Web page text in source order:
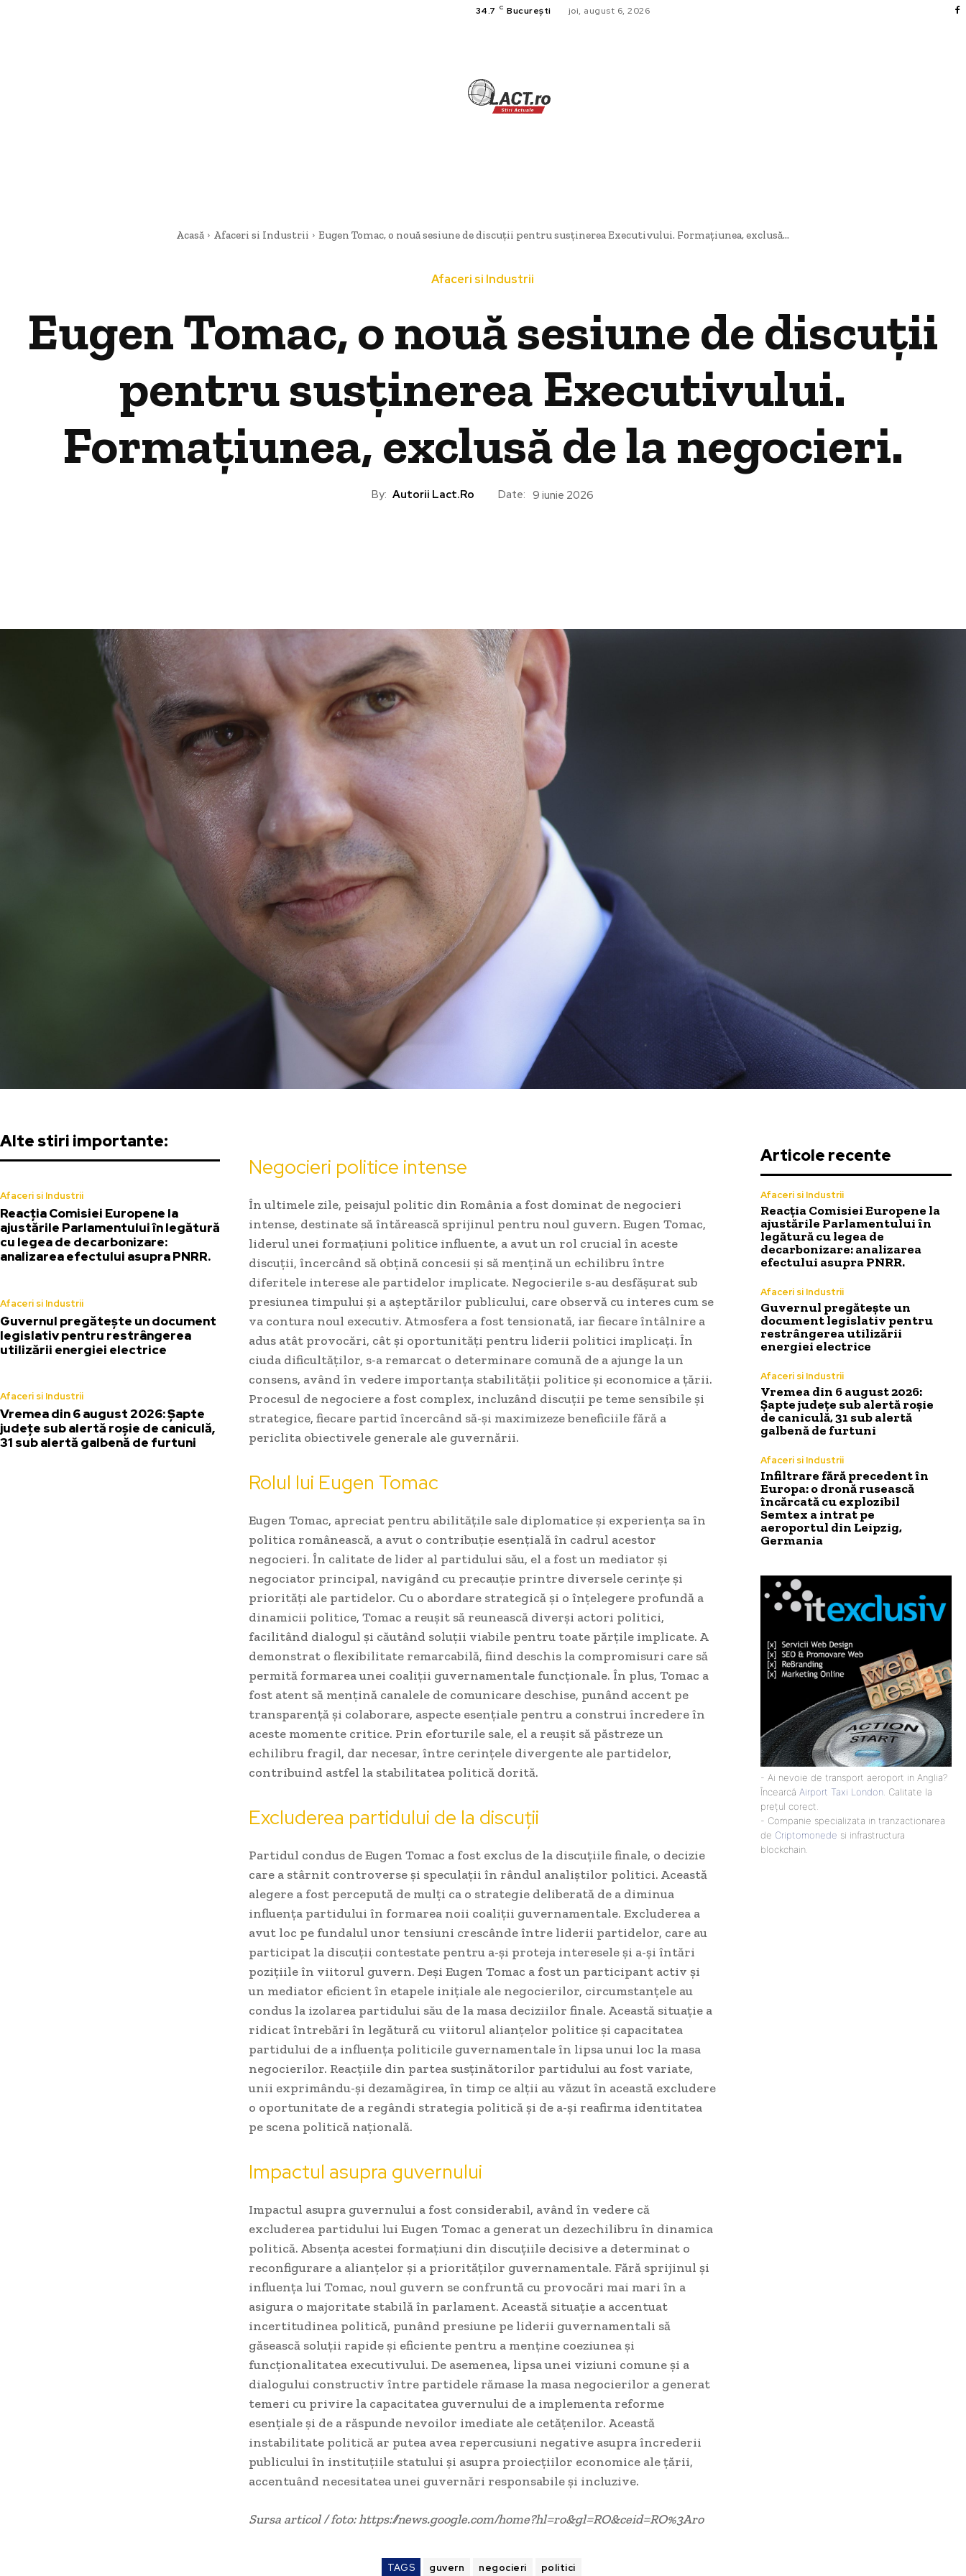
34.7 C București joi, august 6, 2026
Acasă Afaceri si Industrii Eugen Tomac, o nouă sesiune de discuții pentru susținerea Executivului. Formațiunea, exclusă...
Afaceri si Industrii
Eugen Tomac, o nouă sesiune de discuții
pentru susținerea Executivului.
Formațiunea, exclusă de la negocieri.
By: Autorii Lact.ro Date: 9 iunie 2026
Alte stiri importante:
Afaceri si Industrii
Reacția Comisiei Europene la
ajustările Parlamentului în legătură
cu legea de decarbonizare:
analizarea efectului asupra PNRR.
Afaceri si Industrii
Guvernul pregătește un document
legislativ pentru restrângerea
utilizării energiei electrice
Afaceri si Industrii
Vremea din 6 august 2026: Șapte
județe sub alertă roșie de caniculă,
31 sub alertă galbenă de furtuni
Negocieri politice intense
În ultimele zile, peisajul politic din România a fost dominat de negocieri
intense, destinate să întărească sprijinul pentru noul guvern. Eugen Tomac,
liderul unei formațiuni politice influente, a avut un rol crucial în aceste
discuții, încercând să obțină concesii și să mențină un echilibru între
diferitele interese ale partidelor implicate. Negocierile s-au desfășurat sub
presiunea timpului și a așteptărilor publicului, care observă cu interes cum se
va contura noul executiv. Atmosfera a fost tensionată, iar fiecare întâlnire a
adus atât provocări, cât și oportunități pentru liderii politici implicați. În
ciuda dificultăților, s-a remarcat o determinare comună de a ajunge la un
consens, având în vedere importanța stabilității politice și economice a țării.
Procesul de negociere a fost complex, incluzând discuții pe teme sensibile și
strategice, fiecare partid încercând să-și maximizeze beneficiile fără a
periclita obiectivele generale ale guvernării.
Rolul lui Eugen Tomac
Eugen Tomac, apreciat pentru abilitățile sale diplomatice și experiența sa în
politica românească, a avut o contribuție esențială în cadrul acestor
negocieri. În calitate de lider al partidului său, el a fost un mediator și
negociator principal, navigând cu precauție printre diversele cerințe și
priorități ale partidelor. Cu o abordare strategică și o înțelegere profundă a
dinamicii politice, Tomac a reușit să reunească diverși actori politici,
facilitând dialogul și căutând soluții viabile pentru toate părțile implicate. A
demonstrat o flexibilitate remarcabilă, fiind deschis la compromisuri care să
permită formarea unei coaliții guvernamentale funcționale. În plus, Tomac a
fost atent să mențină canalele de comunicare deschise, punând accent pe
transparență și colaborare, aspecte esențiale pentru a construi încredere în
aceste momente critice. Prin eforturile sale, el a reușit să păstreze un
echilibru fragil, dar necesar, între cerințele divergente ale partidelor,
contribuind astfel la stabilitatea politică dorită.
Excluderea partidului de la discuții
Partidul condus de Eugen Tomac a fost exclus de la discuțiile finale, o decizie
care a stârnit controverse și speculații în rândul analiștilor politici. Această
alegere a fost percepută de mulți ca o strategie deliberată de a diminua
influența partidului în formarea noii coaliții guvernamentale. Excluderea a
avut loc pe fundalul unor tensiuni crescânde între liderii partidelor, care au
participat la discuții contestate pentru a-și proteja interesele și a-și întări
pozițiile în viitorul guvern. Deși Eugen Tomac a fost un participant activ și
un mediator eficient în etapele inițiale ale negocierilor, circumstanțele au
condus la izolarea partidului său de la masa deciziilor finale. Această situație a
ridicat întrebări în legătură cu viitorul alianțelor politice și capacitatea
partidului de a influența politicile guvernamentale în lipsa unui loc la masa
negocierilor. Reacțiile din partea susținătorilor partidului au fost variate,
unii exprimându-și dezamăgirea, în timp ce alții au văzut în această excludere
o oportunitate de a regândi strategia politică și de a-și reafirma identitatea
pe scena politică națională.
Impactul asupra guvernului
Impactul asupra guvernului a fost considerabil, având în vedere că
excluderea partidului lui Eugen Tomac a generat un dezechilibru în dinamica
politică. Absența acestei formațiuni din discuțiile decisive a determinat o
reconfigurare a alianțelor și a priorităților guvernamentale. Fără sprijinul și
influența lui Tomac, noul guvern se confruntă cu provocări mai mari în a
asigura o majoritate stabilă în parlament. Această situație a accentuat
incertitudinea politică, punând presiune pe liderii guvernamentali să
găsească soluții rapide și eficiente pentru a menține coeziunea și
funcționalitatea executivului. De asemenea, lipsa unei viziuni comune și a
dialogului constructiv între partidele rămase la masa negocierilor a generat
temeri cu privire la capacitatea guvernului de a implementa reforme
esențiale și de a răspunde nevoilor imediate ale cetățenilor. Această
instabilitate politică ar putea avea repercusiuni negative asupra încrederii
publicului în instituțiile statului și asupra proiecțiilor economice ale țării,
accentuând necesitatea unei guvernări responsabile și incluzive.
Sursa articol / foto: https://news.google.com/home?hl=ro&gl=RO&ceid=RO%3Aro
TAGS guvern negocieri politici
Articole recente
Afaceri si Industrii
Reacția Comisiei Europene la
ajustările Parlamentului în
legătură cu legea de
decarbonizare: analizarea
efectului asupra PNRR.
Afaceri si Industrii
Guvernul pregătește un
document legislativ pentru
restrângerea utilizării
energiei electrice
Afaceri si Industrii
Vremea din 6 august 2026:
Șapte județe sub alertă roșie
de caniculă, 31 sub alertă
galbenă de furtuni
Afaceri si Industrii
Infiltrare fără precedent în
Europa: o dronă rusească
încărcată cu explozibil
Semtex a intrat pe
aeroportul din Leipzig,
Germania
- Ai nevoie de transport aeroport in Anglia?
Încearcă Airport Taxi London . Calitate la
prețul corect.
- Companie specializata in tranzactionarea
de Criptomonede si infrastructura
blockchain.